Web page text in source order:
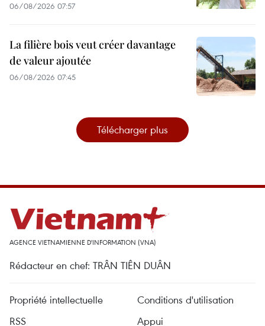
06/08/2026 07:57
La filière bois veut créer davantage
de valeur ajoutée
06/08/2026 07:45
Télécharger plus
AGENCE VIETNAMIENNE D'INFORMATION (VNA)
Rédacteur en chef: TRÂN TIÊN DUÂN
Propriété intellectuelle
Conditions d'utilisation
RSS
Appui